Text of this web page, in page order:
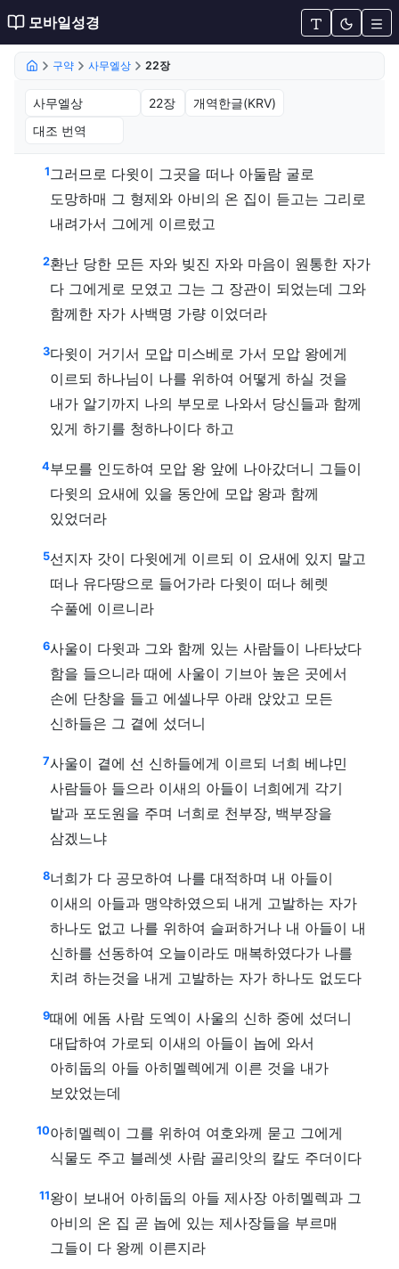
모바일성경
구약 사무엘상 22장
사무엘상 22장 (개역한글(KRV))
1그러므로 다윗이 그곳을 떠나 아둘람 굴로
도망하매 그 형제와 아비의 온 집이 듣고는 그리로
내려가서 그에게 이르렀고
2환난 당한 모든 자와 빚진 자와 마음이 원통한 자가
다 그에게로 모였고 그는 그 장관이 되었는데 그와
함께한 자가 사백명 가량 이었더라
3다윗이 거기서 모압 미스베로 가서 모압 왕에게
이르되 하나님이 나를 위하여 어떻게 하실 것을
내가 알기까지 나의 부모로 나와서 당신들과 함께
있게 하기를 청하나이다 하고
4부모를 인도하여 모압 왕 앞에 나아갔더니 그들이
다윗의 요새에 있을 동안에 모압 왕과 함께
있었더라
5선지자 갓이 다윗에게 이르되 이 요새에 있지 말고
떠나 유다땅으로 들어가라 다윗이 떠나 헤렛
수풀에 이르니라
6사울이 다윗과 그와 함께 있는 사람들이 나타났다
함을 들으니라 때에 사울이 기브아 높은 곳에서
손에 단창을 들고 에셀나무 아래 앉았고 모든
신하들은 그 곁에 섰더니
7사울이 곁에 선 신하들에게 이르되 너희 베냐민
사람들아 들으라 이새의 아들이 너희에게 각기
밭과 포도원을 주며 너희로 천부장, 백부장을
삼겠느냐
8너희가 다 공모하여 나를 대적하며 내 아들이
이새의 아들과 맹약하였으되 내게 고발하는 자가
하나도 없고 나를 위하여 슬퍼하거나 내 아들이 내
신하를 선동하여 오늘이라도 매복하였다가 나를
치려 하는것을 내게 고발하는 자가 하나도 없도다
9때에 에돔 사람 도엑이 사울의 신하 중에 섰더니
대답하여 가로되 이새의 아들이 놉에 와서
아히둡의 아들 아히멜렉에게 이른 것을 내가
보았었는데
10아히멜렉이 그를 위하여 여호와께 묻고 그에게
식물도 주고 블레셋 사람 골리앗의 칼도 주더이다
11왕이 보내어 아히둡의 아들 제사장 아히멜렉과 그
아비의 온 집 곧 놉에 있는 제사장들을 부르매
그들이 다 왕께 이른지라